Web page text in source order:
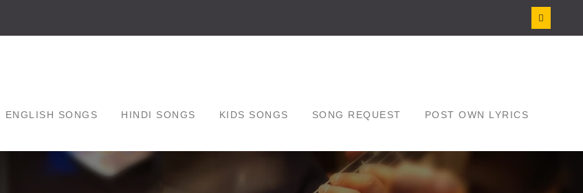
ENGLISH SONGS HINDI SONGS KIDS SONGS SONG REQUEST POST OWN LYRICS